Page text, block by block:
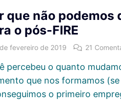
que não podemos
o pós-FIRE
fevereiro de 2019 21
percebeu o quanto
que nos formamos
o primeiro